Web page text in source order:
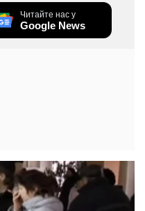
Читайте нас у
Google News